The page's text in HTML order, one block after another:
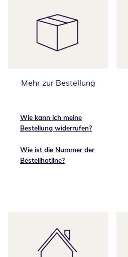
Mehr zur Bestellung
Wie kann ich meine
Bestellung widerrufen?
Wie ist die Nummer der
Bestellhotline?